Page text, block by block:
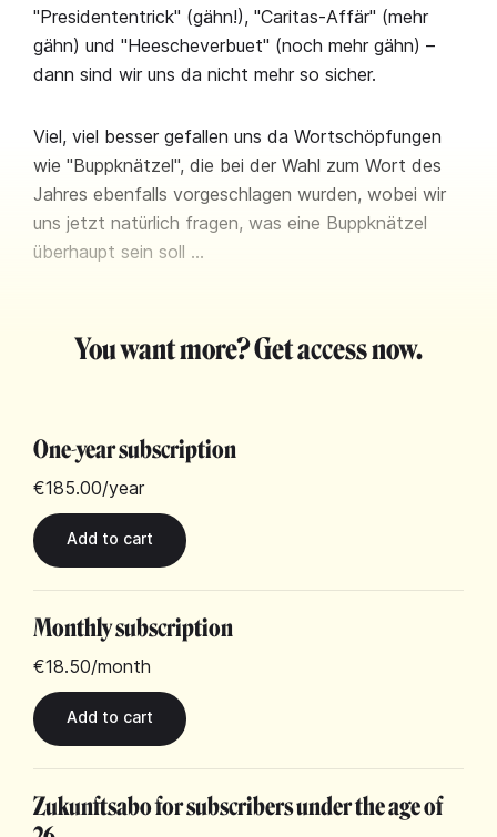
"Presidententrick" (gähn!), "Caritas-Affär" (mehr
gähn) und "Heescheverbuet" (noch mehr gähn) –
dann sind wir uns da nicht mehr so sicher.
Viel, viel besser gefallen uns da Wortschöpfungen
wie "Buppknätzel", die bei der Wahl zum Wort des
Jahres ebenfalls vorgeschlagen wurden, wobei wir
uns jetzt natürlich fragen, was eine Buppknätzel
überhaupt sein soll …
You want more? Get access now.
One-year subscription
€185.00/year
Monthly subscription
€18.50/month
Zukunftsabo for subscribers under the age of